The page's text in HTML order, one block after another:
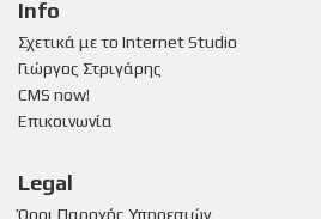
Info
Σχετικά με το Internet Studio
Γιώργος Στριγάρης
CMS now!
Επικοινωνία
Legal
Όροι Παροχής Υπηρεσιών